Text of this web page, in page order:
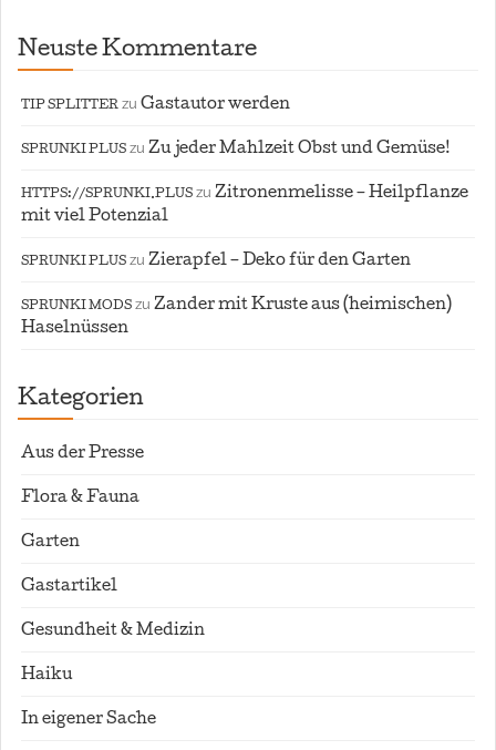
Neuste Kommentare
TIP SPLITTER zu Gastautor werden
SPRUNKI PLUS zu Zu jeder Mahlzeit Obst und Gemüse!
HTTPS://SPRUNKI.PLUS zu Zitronenmelisse – Heilpflanze
mit viel Potenzial
SPRUNKI PLUS zu Zierapfel – Deko für den Garten
SPRUNKI MODS zu Zander mit Kruste aus (heimischen)
Haselnüssen
Kategorien
Aus der Presse
Flora & Fauna
Garten
Gastartikel
Gesundheit & Medizin
Haiku
In eigener Sache